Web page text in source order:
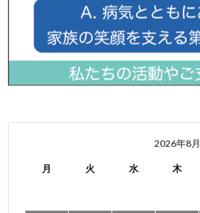
2026年8月
月 火 水 木